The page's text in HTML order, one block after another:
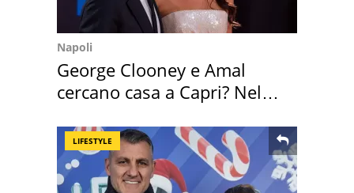
Napoli
George Clooney e Amal
cercano casa a Capri? Nel
LIFESTYLE